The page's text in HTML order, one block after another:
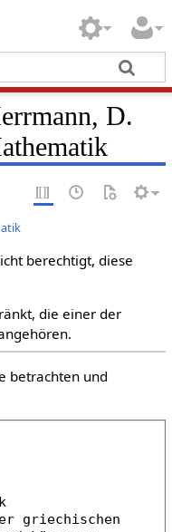
D.
berechtigt, diese
die einer der
betrachten und